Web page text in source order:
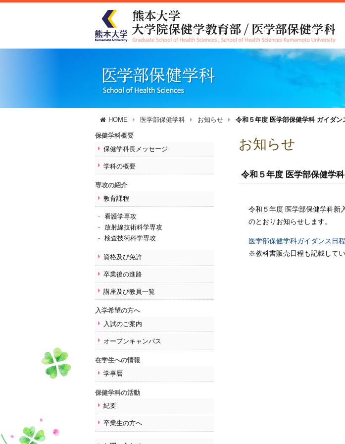
HOME 医学部保健学科 お知らせ 令和５年度 医学部保健学科 ガイダン
お知らせ
令和５年度 医学部保健学
令和５年度 医学部保健学科新
のとおりお知らせします。
医学部保健学科ガイダンス日程
※教科書販売日程も記載してい
保健学科概要
保健学科長メッセージ
学科の概要
専攻の紹介
教育課程
看護学専攻
放射線技術科学専攻
検査技術科学専攻
資格及び免許
卒業後の進路
講座及び教員一覧
入学希望の方へ
入試のご案内
オープンキャンパス
在学生への情報
学事暦
保健学科の活動
紀要
卒業生の方へ